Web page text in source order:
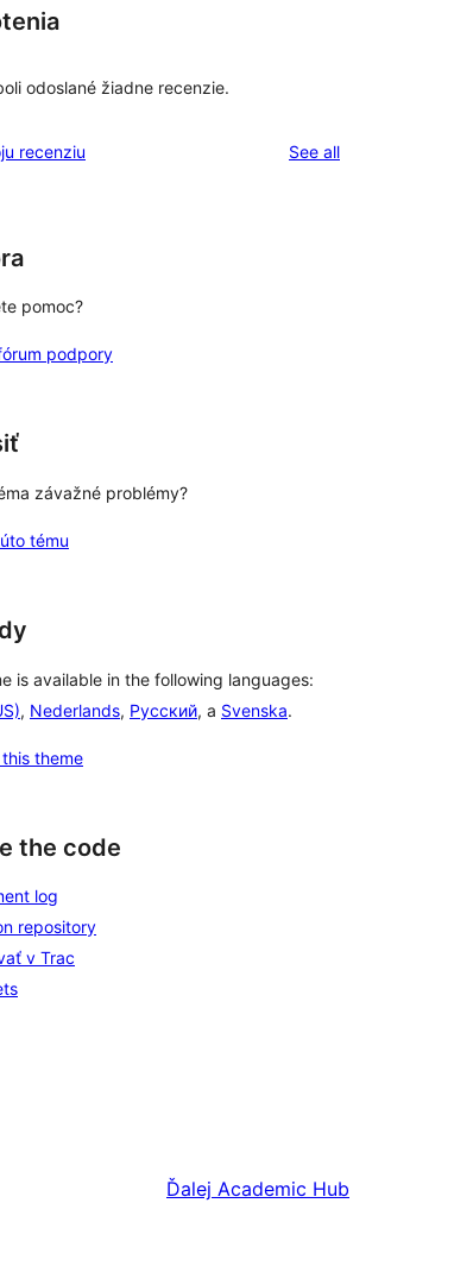
odoslané žiadne recenzie.
recenziu See allreviews
pomoc?
podpory
závažné problémy?
tému
is available in the following languages:
, Nederlands, Русский, a Svenska.
theme
the code
log
repository
v Trac
Ďalej Academic Hub